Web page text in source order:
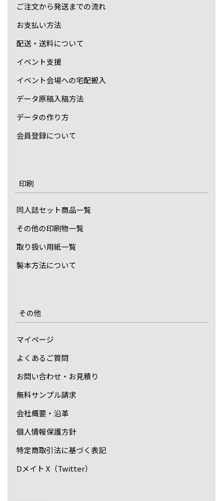
ご注文から発送までの流れ
お支払い方法
配送・送料について
イベント支援
イベント会場への宅配搬入
データ原稿入稿方法
データの作り方
会員登録について
印刷
同人誌セット商品一覧
その他の印刷物一覧
取り扱い用紙一覧
製本方法について
その他
マイページ
よくあるご質問
お問い合わせ・お見積り
無料サンプル請求
会社概要・沿革
個人情報保護方針
特定商取引法に基づく表記
Dメイト X（Twitter）